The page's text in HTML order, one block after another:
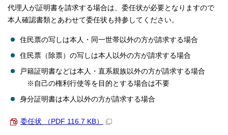
代理人が証明書を請求する場合は、委任状が必要となりますので
本人確認書類とあわせて委任状も持参してください。
住民票の写しは本人・同一世帯以外の方が請求する場合
住民票（除票）の写しは本人以外の方が請求する場合
戸籍証明書などは本人・直系親族以外の方が請求する場合
※自己の権利行使等を目的とする場合は不要
身分証明書は本人以外の方が請求する場合
委任状 （PDF 116.7 KB）